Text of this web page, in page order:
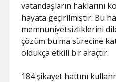
vatandaşların haklarını
hayata geçirilmiştir. Bu
memnuniyetsizliklerini
çözüm bulma sürecine
oldukça etkili bir araçtır.
184 şikayet hattını